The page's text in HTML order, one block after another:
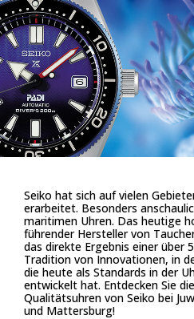
Seiko hat sich auf vielen
erarbeitet. Besonders
maritimen Uhren. Das heutige
führender Hersteller von
das direkte Ergebnis einer über
Tradition von Innovationen, in
die heute als Standards in der
entwickelt hat. Entdecken Sie
Qualitätsuhren von Seiko bei
und Mattersburg!